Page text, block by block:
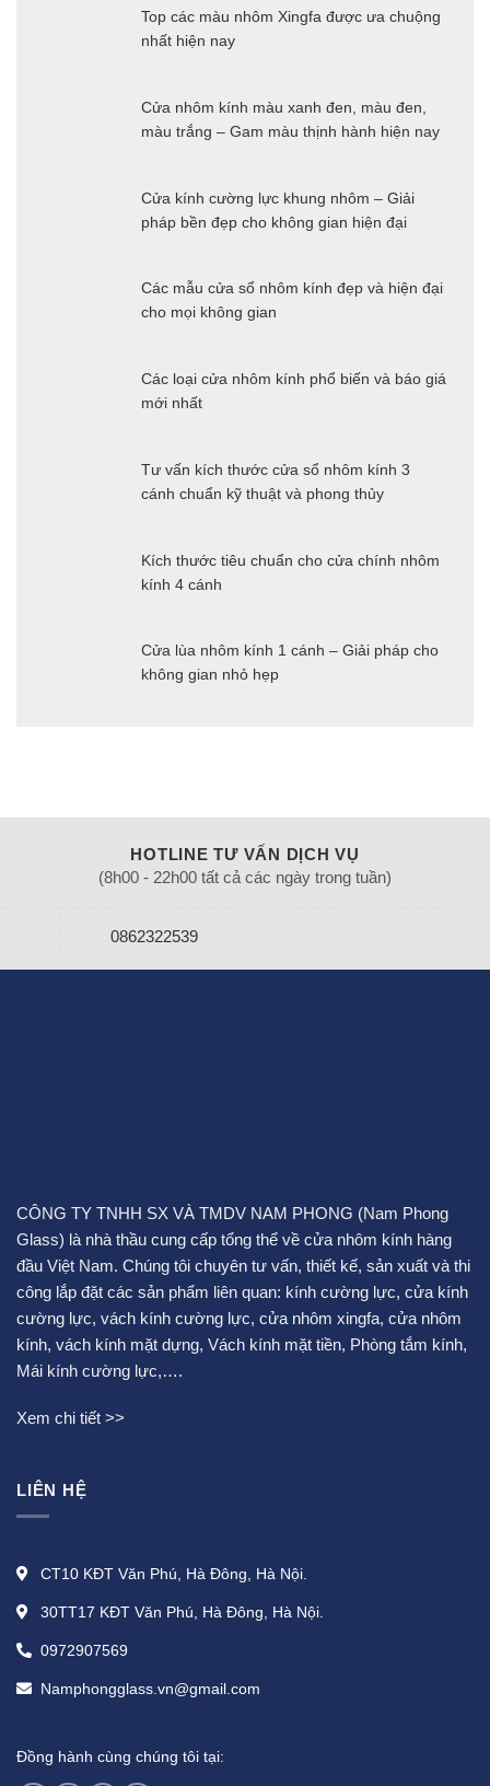
Top các màu nhôm Xingfa được ưa chuộng
nhất hiện nay
Cửa nhôm kính màu xanh đen, màu đen,
màu trắng – Gam màu thịnh hành hiện nay
Cửa kính cường lực khung nhôm – Giải
pháp bền đẹp cho không gian hiện đại
Các mẫu cửa sổ nhôm kính đẹp và hiện đại
cho mọi không gian
Các loại cửa nhôm kính phổ biến và báo giá
mới nhất
Tư vấn kích thước cửa sổ nhôm kính 3
cánh chuẩn kỹ thuật và phong thủy
Kích thước tiêu chuẩn cho cửa chính nhôm
kính 4 cánh
Cửa lùa nhôm kính 1 cánh – Giải pháp cho
không gian nhỏ hẹp
HOTLINE TƯ VẤN DỊCH VỤ
(8h00 - 22h00 tất cả các ngày trong tuần)
0862322539
CÔNG TY TNHH SX VÀ TMDV NAM PHONG (Nam Phong
Glass) là nhà thầu cung cấp tổng thể về cửa nhôm kính hàng
đầu Việt Nam. Chúng tôi chuyên tư vấn, thiết kế, sản xuất và thi
công lắp đặt các sản phẩm liên quan: kính cường lực, cửa kính
cường lực, vách kính cường lực, cửa nhôm xingfa, cửa nhôm
kính, vách kính mặt dựng, Vách kính mặt tiền, Phòng tắm kính,
Mái kính cường lực,….
Xem chi tiết >>
LIÊN HỆ
CT10 KĐT Văn Phú, Hà Đông, Hà Nội.
30TT17 KĐT Văn Phú, Hà Đông, Hà Nội.
0972907569
Namphongglass.vn@gmail.com
Đồng hành cùng chúng tôi tại: